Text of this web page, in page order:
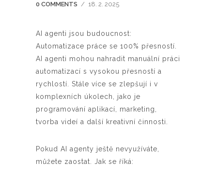
0 COMMENTS / 18. 2. 2025
AI agenti jsou budoucnost:
Automatizace práce se 100% přesností.
AI agenti mohou nahradit manuální práci
automatizací s vysokou přesností a
rychlostí. Stále více se zlepšují i v
komplexních úkolech, jako je
programování aplikací, marketing,
tvorba videí a další kreativní činnosti.
Pokud AI agenty ještě nevyužíváte,
můžete zaostat. Jak se říká: